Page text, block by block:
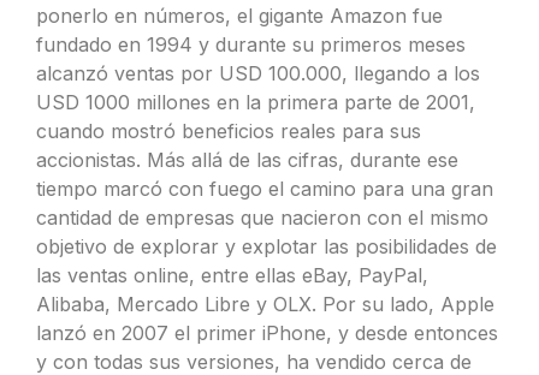
ponerlo en números, el gigante Amazon fue
fundado en 1994 y durante su primeros meses
alcanzó ventas por USD 100.000, llegando a los
USD 1000 millones en la primera parte de 2001,
cuando mostró beneficios reales para sus
accionistas. Más allá de las cifras, durante ese
tiempo marcó con fuego el camino para una gran
cantidad de empresas que nacieron con el mismo
objetivo de explorar y explotar las posibilidades de
las ventas online, entre ellas eBay, PayPal,
Alibaba, Mercado Libre y OLX. Por su lado, Apple
lanzó en 2007 el primer iPhone, y desde entonces
y con todas sus versiones, ha vendido cerca de